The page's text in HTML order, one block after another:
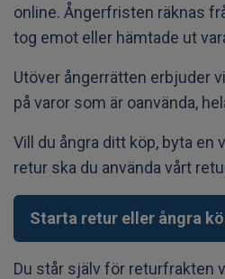
online. Ångerfristen räknas
tog emot eller hämtade ut
Utöver ångerrätten erbjuder
på varor som är oanvända,
Vill du ångra ditt köp, byta en
retur ska du använda vårt
Starta retur eller ångra
Du står själv för returfrakten